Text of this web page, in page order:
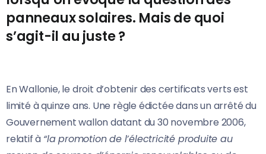
panneaux solaires. Mais de quoi
s’agit-il au juste ?
En Wallonie, le droit d’obtenir des certificats verts est
limité à quinze ans. Une règle édictée dans un arrêté du
Gouvernement wallon datant du 30 novembre 2006,
relatif à “la promotion de l’électricité produite au